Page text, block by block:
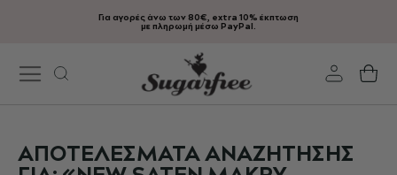
Μετάβαση
περιεχόμενο
Για αγορές άνω των 80€, extra 10% έκπτωση
με πληρωμή μέσω PayPal.
ΑΠΟΤΕΛΈΣΜΑΤΑ ΑΝΑΖΉΤΗΣΗΣ